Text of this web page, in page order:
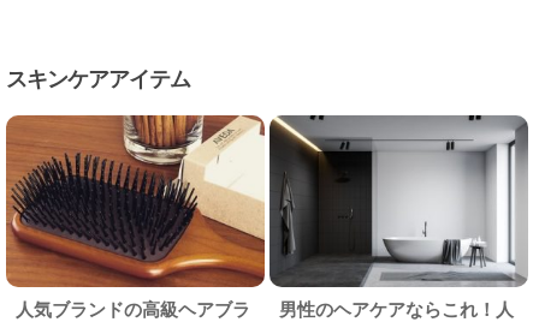
スキンケアアイテム
人気ブランドの高級ヘアブラ
男性のヘアケアならこれ！人